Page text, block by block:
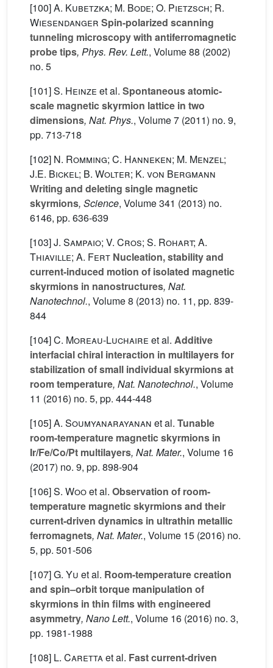
[100]A. Kubetzka; M. Bode; O. Pietzsch; R.
Wiesendanger Spin-polarized scanning
tunneling microscopy with antiferromagnetic
probe tips, Phys. Rev. Lett., Volume 88 (2002)
no. 5
[101]S. Heinze et al. Spontaneous atomic-
scale magnetic skyrmion lattice in two
dimensions, Nat. Phys., Volume 7 (2011) no. 9,
pp. 713-718
[102] N. Romming; C. Hanneken; M. Menzel;
J.E. Bickel; B. Wolter; K. von Bergmann
Writing and deleting single magnetic
skyrmions, Science, Volume 341 (2013) no.
6146, pp. 636-639
[103]J. Sampaio; V. Cros; S. Rohart; A.
Thiaville; A. Fert Nucleation, stability and
current-induced motion of isolated magnetic
skyrmions in nanostructures, Nat.
Nanotechnol., Volume 8 (2013) no. 11, pp. 839-
844
[104]C. Moreau-Luchaire et al. Additive
interfacial chiral interaction in multilayers for
stabilization of small individual skyrmions at
room temperature, Nat. Nanotechnol., Volume
11 (2016) no. 5, pp. 444-448
[105]A. Soumyanarayanan et al. Tunable
room-temperature magnetic skyrmions in
Ir/Fe/Co/Pt multilayers, Nat. Mater., Volume 16
(2017) no. 9, pp. 898-904
[106]S. Wooet al. Observation of room-
temperature magnetic skyrmions and their
current-driven dynamics in ultrathin metallic
ferromagnets, Nat. Mater., Volume 15 (2016) no.
5, pp. 501-506
[107]G. Yu et al. Room-temperature creation
and spin–orbit torque manipulation of
skyrmions in thin films with engineered
asymmetry, Nano Lett., Volume 16 (2016) no. 3,
pp. 1981-1988
[108] L. Carettaet al. Fast current-driven